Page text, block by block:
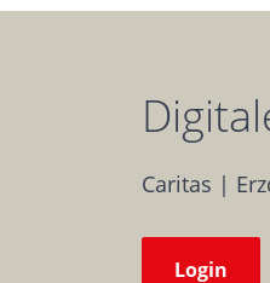
Caritas |
Login